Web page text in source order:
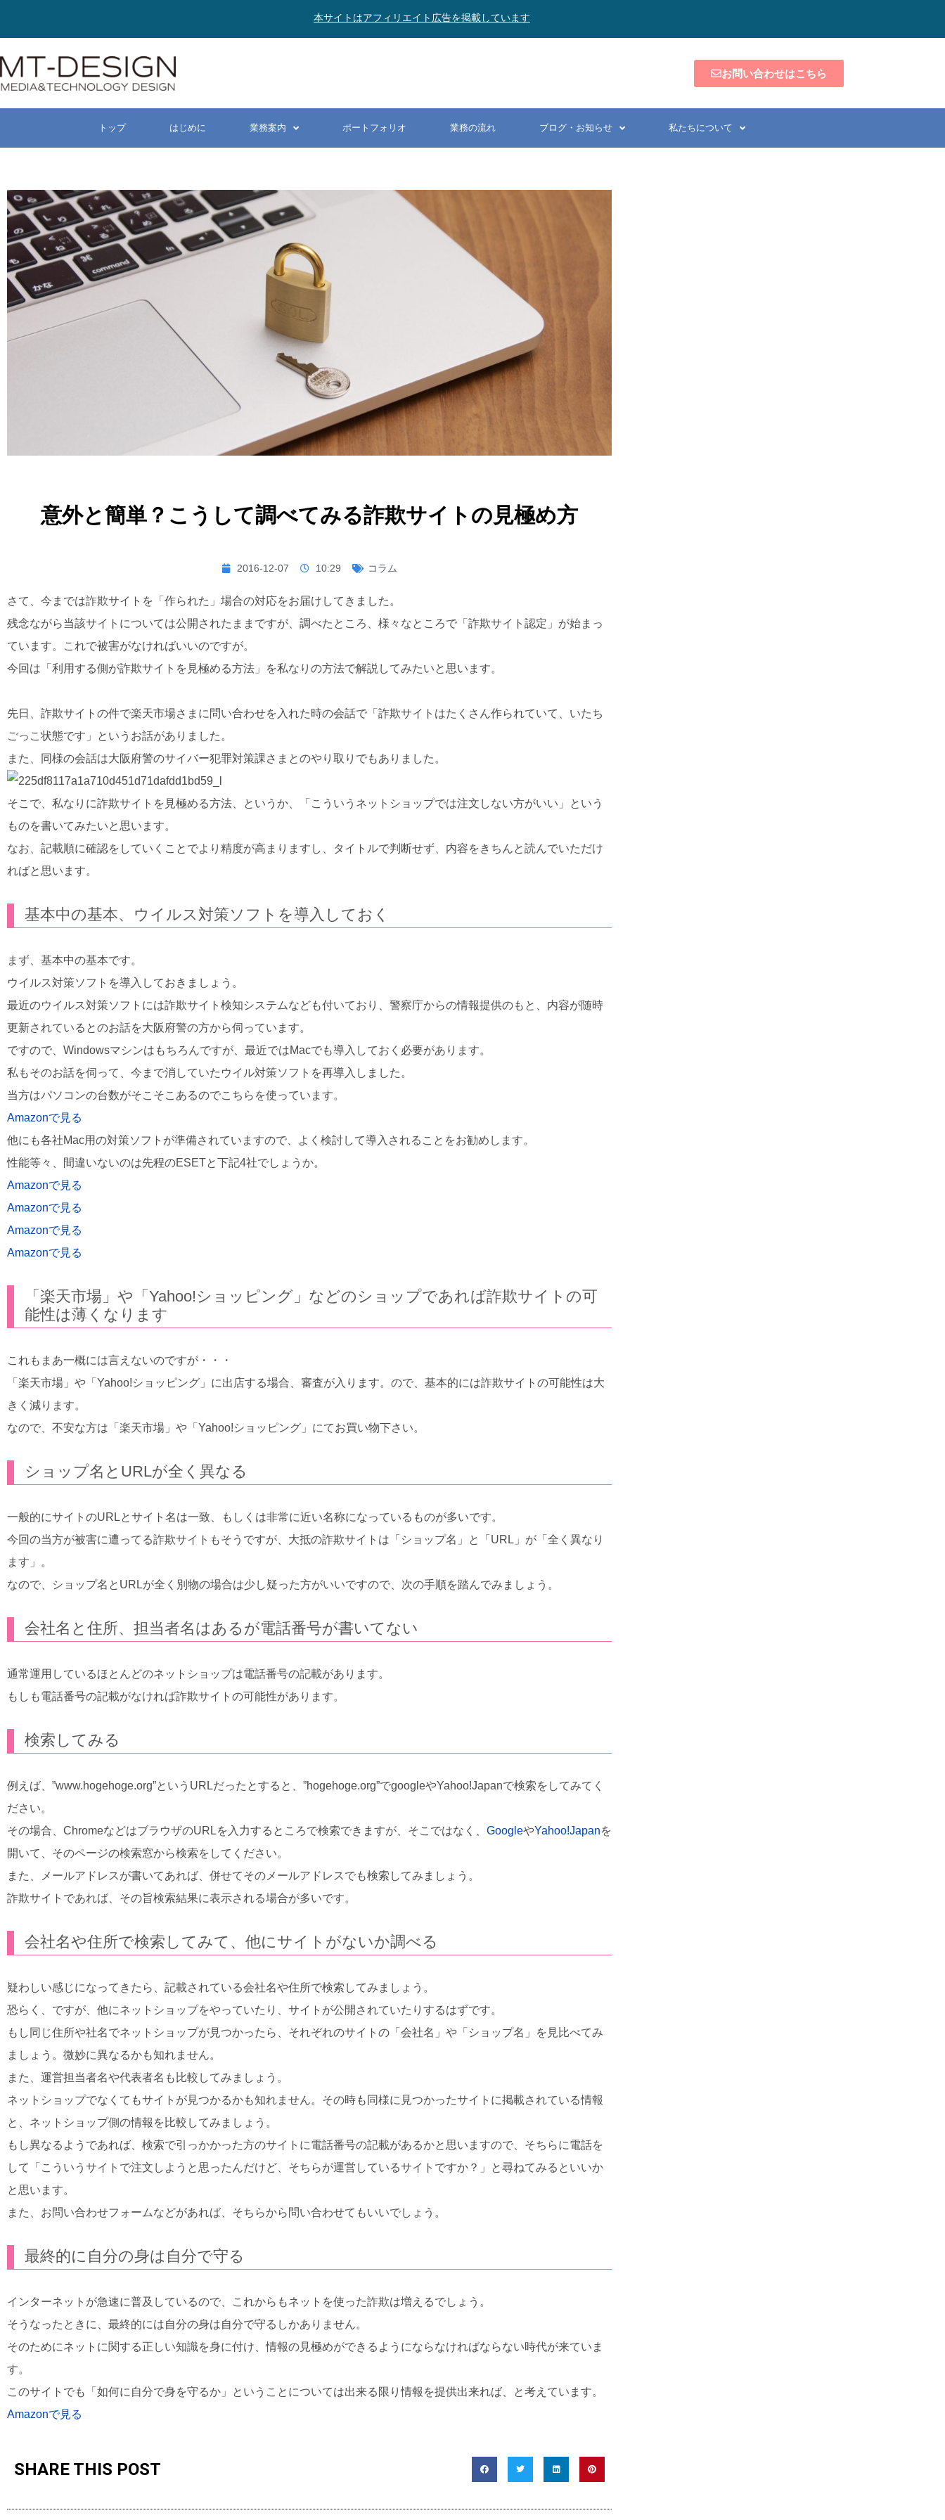
本サイトはアフィリエイト広告を掲載しています
お問い合わせはこちら
トップ はじめに 業務案内 ポートフォリオ 業務の流れ ブログ・お知らせ 私たちについて
意外と簡単？こうして調べてみる詐欺サイトの見極め方
2016-12-07 10:29 コラム
さて、今までは詐欺サイトを「作られた」場合の対応をお届けしてきました。
残念ながら当該サイトについては公開されたままですが、調べたところ、様々なところで「詐欺サイト認定」が始まっ
ています。これで被害がなければいいのですが。
今回は「利用する側が詐欺サイトを見極める方法」を私なりの方法で解説してみたいと思います。
先日、詐欺サイトの件で楽天市場さまに問い合わせを入れた時の会話で「詐欺サイトはたくさん作られていて、いたち
ごっこ状態です」というお話がありました。
また、同様の会話は大阪府警のサイバー犯罪対策課さまとのやり取りでもありました。
そこで、私なりに詐欺サイトを見極める方法、というか、「こういうネットショップでは注文しない方がいい」という
ものを書いてみたいと思います。
なお、記載順に確認をしていくことでより精度が高まりますし、タイトルで判断せず、内容をきちんと読んでいただけ
ればと思います。
基本中の基本、ウイルス対策ソフトを導入しておく
まず、基本中の基本です。
ウイルス対策ソフトを導入しておきましょう。
最近のウイルス対策ソフトには詐欺サイト検知システムなども付いており、警察庁からの情報提供のもと、内容が随時
更新されているとのお話を大阪府警の方から伺っています。
ですので、Windowsマシンはもちろんですが、最近ではMacでも導入しておく必要があります。
私もそのお話を伺って、今まで消していたウイル対策ソフトを再導入しました。
当方はパソコンの台数がそこそこあるのでこちらを使っています。
Amazonで見る
他にも各社Mac用の対策ソフトが準備されていますので、よく検討して導入されることをお勧めします。
性能等々、間違いないのは先程のESETと下記4社でしょうか。
Amazonで見る
Amazonで見る
Amazonで見る
Amazonで見る
「楽天市場」や「Yahoo!ショッピング」などのショップであれば詐欺サイトの可
能性は薄くなります
これもまあ一概には言えないのですが・・・
「楽天市場」や「Yahoo!ショッピング」に出店する場合、審査が入ります。ので、基本的には詐欺サイトの可能性は大
きく減ります。
なので、不安な方は「楽天市場」や「Yahoo!ショッピング」にてお買い物下さい。
ショップ名とURLが全く異なる
一般的にサイトのURLとサイト名は一致、もしくは非常に近い名称になっているものが多いです。
今回の当方が被害に遭ってる詐欺サイトもそうですが、大抵の詐欺サイトは「ショップ名」と「URL」が「全く異なり
ます」。
なので、ショップ名とURLが全く別物の場合は少し疑った方がいいですので、次の手順を踏んでみましょう。
会社名と住所、担当者名はあるが電話番号が書いてない
通常運用しているほとんどのネットショップは電話番号の記載があります。
もしも電話番号の記載がなければ詐欺サイトの可能性があります。
検索してみる
例えば、”www.hogehoge.org”というURLだったとすると、”hogehoge.org”でgoogleやYahoo!Japanで検索をしてみてく
ださい。
その場合、ChromeなどはブラウザのURLを入力するところで検索できますが、そこではなく、 GoogleやYahoo!Japanを
開いて、そのページの検索窓から検索をしてください。
また、メールアドレスが書いてあれば、併せてそのメールアドレスでも検索してみましょう。
詐欺サイトであれば、その旨検索結果に表示される場合が多いです。
会社名や住所で検索してみて、他にサイトがないか調べる
疑わしい感じになってきたら、記載されている会社名や住所で検索してみましょう。
恐らく、ですが、他にネットショップをやっていたり、サイトが公開されていたりするはずです。
もし同じ住所や社名でネットショップが見つかったら、それぞれのサイトの「会社名」や「ショップ名」を見比べてみ
ましょう。微妙に異なるかも知れません。
また、運営担当者名や代表者名も比較してみましょう。
ネットショップでなくてもサイトが見つかるかも知れません。その時も同様に見つかったサイトに掲載されている情報
と、ネットショップ側の情報を比較してみましょう。
もし異なるようであれば、検索で引っかかった方のサイトに電話番号の記載があるかと思いますので、そちらに電話を
して「こういうサイトで注文しようと思ったんだけど、そちらが運営しているサイトですか？」と尋ねてみるといいか
と思います。
また、お問い合わせフォームなどがあれば、そちらから問い合わせてもいいでしょう。
最終的に自分の身は自分で守る
インターネットが急速に普及しているので、これからもネットを使った詐欺は増えるでしょう。
そうなったときに、最終的には自分の身は自分で守るしかありません。
そのためにネットに関する正しい知識を身に付け、情報の見極めができるようにならなければならない時代が来ていま
す。
このサイトでも「如何に自分で身を守るか」ということについては出来る限り情報を提供出来れば、と考えています。
Amazonで見る
SHARE THIS POST